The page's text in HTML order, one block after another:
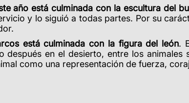
año está culminada con la escultura del
y lo siguió a todas partes. Por su
está culminada con la figura del león.
después en el desierto, entre los
como una representación de fuerza,